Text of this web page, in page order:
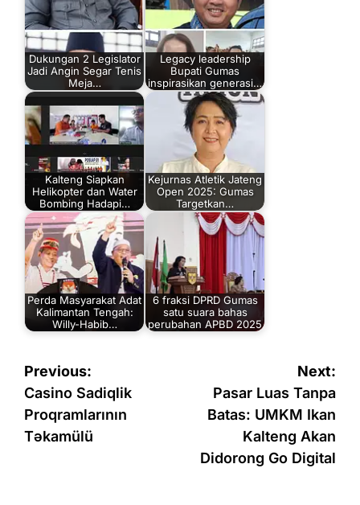
Dukungan 2 Legislator
Jadi Angin Segar Tenis
Meja…
Legacy leadership
Bupati Gumas
inspirasikan generasi…
Kalteng Siapkan
Helikopter dan Water
Bombing Hadapi…
Kejurnas Atletik Jateng
Open 2025: Gumas
Targetkan…
Perda Masyarakat Adat
Kalimantan Tengah:
Willy-Habib…
6 fraksi DPRD Gumas
satu suara bahas
perubahan APBD 2025
Navigasi
pos
Previous:
Casino Sadiqlik
Proqramlarının
Təkamülü
Next:
Pasar Luas Tanpa
Batas: UMKM Ikan
Kalteng Akan
Didorong Go Digital